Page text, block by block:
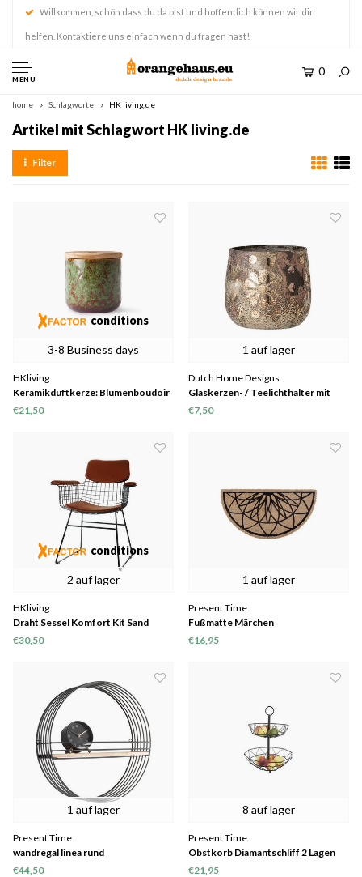
Willkommen, schön dass du da bist und hoffentlich können wir dir
helfen. Kontaktiere uns einfach wenn du fragen hast!
MENU
0
home Schlagworte HK living.de
Artikel mit Schlagwort HK living.de
Filter
3-8 Business days
conditions
HKliving
Keramikduftkerze: Blumenboudoir
€21,50
1 auf lager
Dutch Home Designs
Glaskerzen- / Teelichthalter mit
Golddruck
€7,50
2 auf lager
conditions
HKliving
Draht Sessel Komfort Kit Sand
€30,50
1 auf lager
Present Time
Fußmatte Märchen
€16,95
1 auf lager
Present Time
wandregal linea rund
€44,50
8 auf lager
Present Time
Obstkorb Diamantschliff 2 Lagen
€21,95